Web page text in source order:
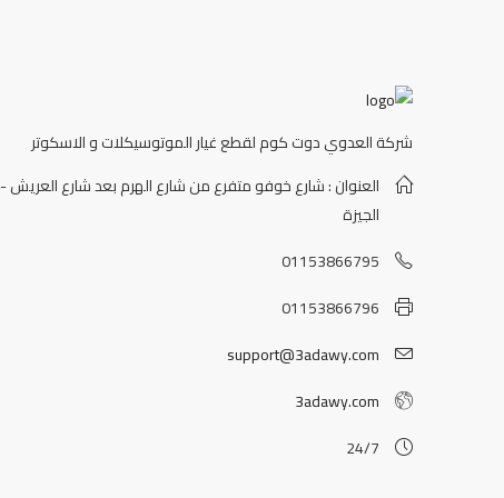
شركة العدوي دوت كوم لقطع غيار الموتوسيكلات و الاسكوتر
العنوان : شارع خوفو متفرع من شارع الهرم بعد شارع العريش -
الجيزة
01153866795
01153866796
support@3adawy.com
3adawy.com
24/7